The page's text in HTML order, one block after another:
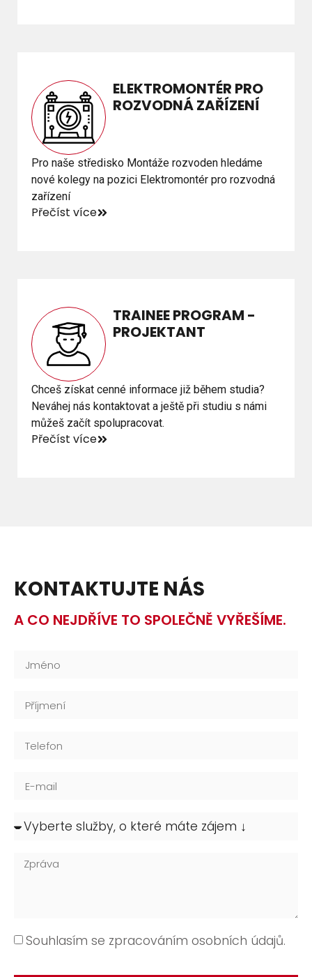
ELEKTROMONTÉR PRO
ROZVODNÁ ZAŘÍZENÍ
Pro naše středisko Montáže rozvoden hledáme
nové kolegy na pozici Elektromontér pro rozvodná
zařízení
Přečíst více
ELEKTROMONTÉR PRO
ROZVODNÁ ZAŘÍZENÍ
Pro naše středisko Montáže rozvoden hledáme
nové kolegy na pozici Elektromontér pro rozvodná
zařízení
Přečíst více
TRAINEE PROGRAM -
PROJEKTANT
Chceš získat cenné informace již během studia?
Neváhej nás kontaktovat a ještě při studiu s námi
můžeš začít spolupracovat.
Přečíst více
TRAINEE PROGRAM -
PROJEKTANT
Chceš získat cenné informace již během studia?
Neváhej nás kontaktovat a ještě při studiu s námi
můžeš začít spolupracovat.
Přečíst více
KONTAKTUJTE NÁS
A CO NEJDŘÍVE TO SPOLEČNĚ VYŘEŠÍME.
Souhlasím se zpracováním osobních údajů.